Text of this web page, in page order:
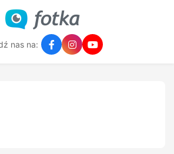
nas na: